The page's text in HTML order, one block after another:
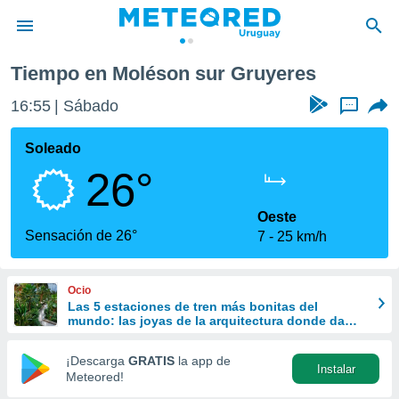
de
ha
calidad.
a este
las
y
forma
digital
basada
Tiempo en Moléson sur Gruyeres
16:55 Sábado ...
Soleado
26°
Sensación de 26°
Oeste
7
25 km/h
Ocio
Las 5 estaciones de tren más bonitas del
mundo: las joyas de la arquitectura donde da
¡Descarga GRATIS la app de
Meteored!
Instalar